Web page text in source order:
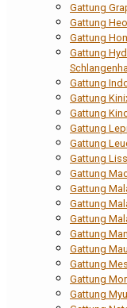
Gattung
Gattung
Gattung
Gattung
Gattung
Gattung
Gattung
Gattung
Gattung
Gattung
Gattung
Gattung
Gattung
Gattung
Gattung
Gattung
Gattung
Gattung
Gattung